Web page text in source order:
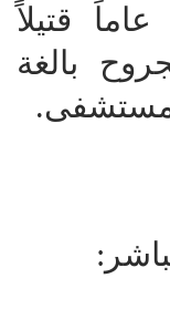
من العمر (20) عاماً قتيلاً
بالغة